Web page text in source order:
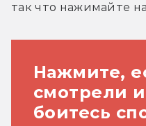
так что нажимайте
Нажмите,
смотрели
боитесь